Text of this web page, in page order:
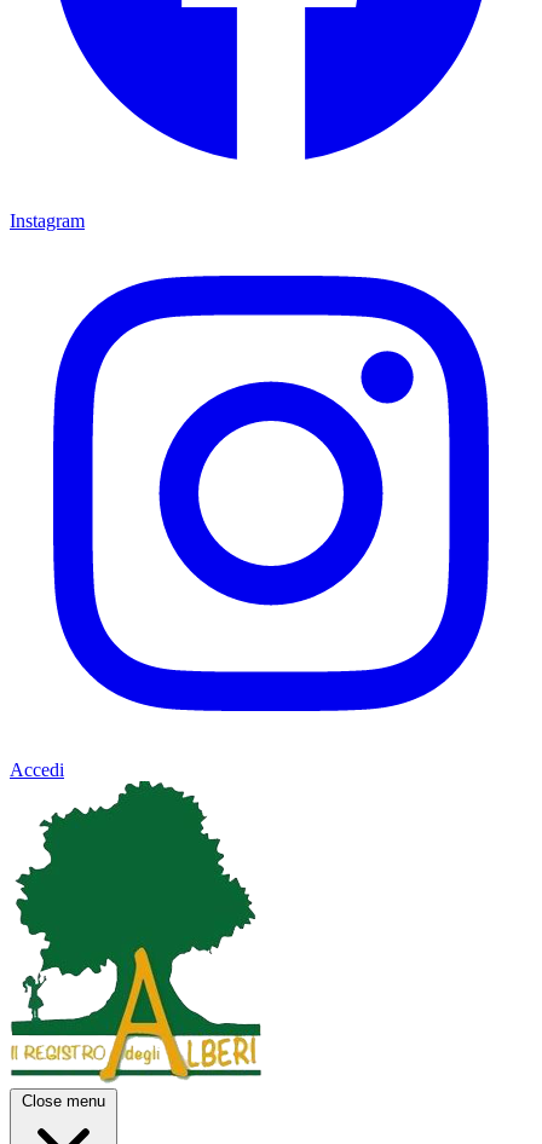
Instagram
Accedi
Close menu